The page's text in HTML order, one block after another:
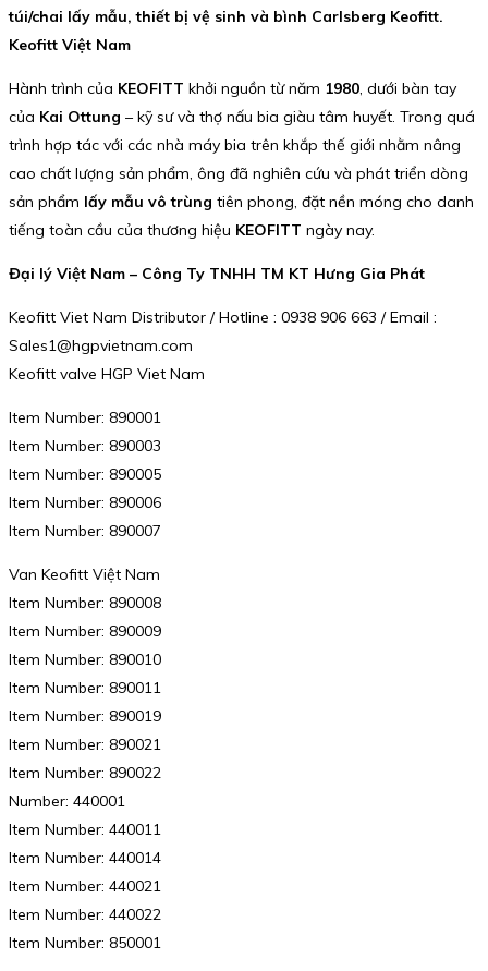
túi/chai lấy mẫu, thiết bị vệ sinh và bình Carlsberg Keofitt.
Keofitt Việt Nam
Hành trình của KEOFITT khởi nguồn từ năm 1980, dưới bàn tay
của Kai Ottung – kỹ sư và thợ nấu bia giàu tâm huyết. Trong quá
trình hợp tác với các nhà máy bia trên khắp thế giới nhằm nâng
cao chất lượng sản phẩm, ông đã nghiên cứu và phát triển dòng
sản phẩm lấy mẫu vô trùng tiên phong, đặt nền móng cho danh
tiếng toàn cầu của thương hiệu KEOFITT ngày nay.
Đại lý Việt Nam – Công Ty TNHH TM KT Hưng Gia Phát
Keofitt Viet Nam Distributor / Hotline : 0938 906 663 / Email :
Sales1@hgpvietnam.com
Keofitt valve HGP Viet Nam
Item Number: 890001
Item Number: 890003
Item Number: 890005
Item Number: 890006
Item Number: 890007
Van Keofitt Việt Nam
Item Number: 890008
Item Number: 890009
Item Number: 890010
Item Number: 890011
Item Number: 890019
Item Number: 890021
Item Number: 890022
Number: 440001
Item Number: 440011
Item Number: 440014
Item Number: 440021
Item Number: 440022
Item Number: 850001